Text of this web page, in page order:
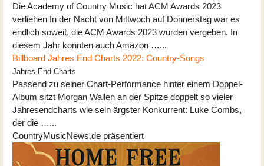
Die Academy of Country Music hat ACM Awards 2023
verliehen In der Nacht von Mittwoch auf Donnerstag war es
endlich soweit, die ACM Awards 2023 wurden vergeben. In
diesem Jahr konnten auch Amazon …...
Billboard Jahres End Charts 2022: Country-Songs
Jahres End Charts
Passend zu seiner Chart-Performance hinter einem Doppel-
Album sitzt Morgan Wallen an der Spitze doppelt so vieler
Jahresendcharts wie sein ärgster Konkurrent: Luke Combs,
der die …...
CountryMusicNews.de präsentiert